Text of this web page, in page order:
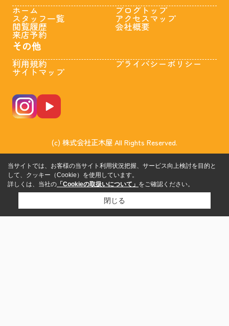
ホーム
スタッフ一覧
閲覧履歴
来店予約
ブログトップ
アクセスマップ
会社概要
その他
利用規約
サイトマップ
プライバシーポリシー
(c) 株式会社正木屋 All Rights Reserved.
当サイトでは、お客様の当サイト利用状況把握、サービス向上検討を目的と
して、クッキー（Cookie）を使用しています。
詳しくは、当社の 「Cookieの取扱いについて」 をご確認ください。
閉じる